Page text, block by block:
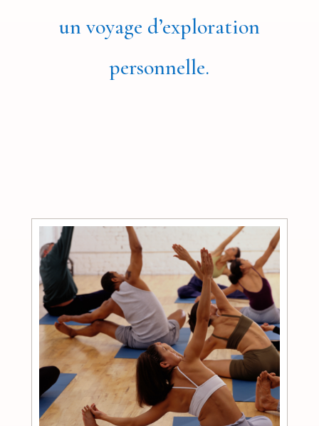
un voyage d’exploration
personnelle.